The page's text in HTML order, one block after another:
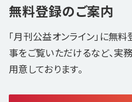
無料登録のご案内
「月刊公益オンライン」に無
事をご覧いただけるなど、実
用意しております。